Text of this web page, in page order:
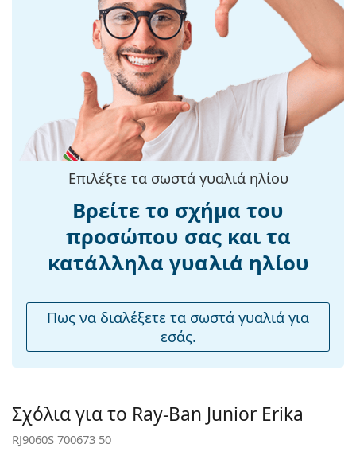
βρείτε περισσότερα μοντέλα από δημοφιλείς μάρκες.
Καφέ
Μεταλλικό/Πλαστικό
Διαστάσεις:
S
σκελετού:
126 mm
βραχίονα:
130 mm
44 γρ
μαξιλάρια
Όχι
Αξεσουάρ
θήκη:
Άλλα
Τύπος:
Επιλέξτε τα σωστά γυαλιά ηλίου
Βρείτε το σχήμα του
προσώπου σας και τα
κατάλληλα γυαλιά ηλίου
Πως να διαλέξετε τα σωστά γυαλιά για
εσάς.
Σχόλια για το Ray-Ban Junior Erika
RJ9060S 700673 50